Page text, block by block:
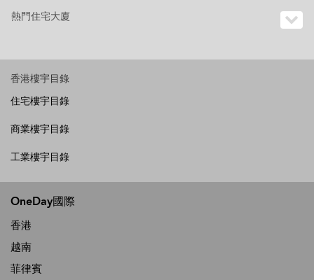
熱門住宅大廈
香港樓宇目錄
住宅樓宇目錄
商業樓宇目錄
工業樓宇目錄
OneDay國際
香港
越南
菲律賓